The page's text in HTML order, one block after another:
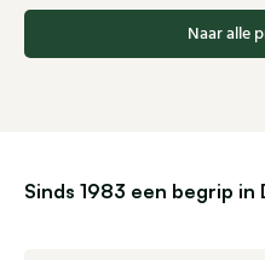
Naar alle
Sinds 1983 een begrip in